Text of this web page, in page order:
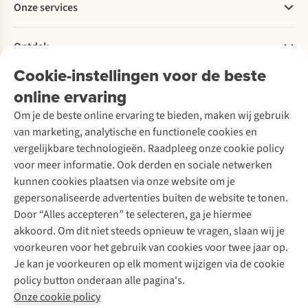
Cookie-instellingen voor de beste
online ervaring
Om je de beste online ervaring te bieden, maken wij gebruik
van marketing, analytische en functionele cookies en
vergelijkbare technologieën. Raadpleeg onze cookie policy
voor meer informatie. Ook derden en sociale netwerken
kunnen cookies plaatsen via onze website om je
gepersonaliseerde advertenties buiten de website te tonen.
Door “Alles accepteren” te selecteren, ga je hiermee
akkoord. Om dit niet steeds opnieuw te vragen, slaan wij je
voorkeuren voor het gebruik van cookies voor twee jaar op.
Je kan je voorkeuren op elk moment wijzigen via de cookie
policy button onderaan alle pagina's.
Onze cookie policy
Levering
Retourneren
Bestelling herroepen
Garantie
Contact
Explore More
Verantwoord ondernemen
Over Ayacucho
Onze winkels
Over A.S.Adventure
Toegankelijkheidsverklaring
Onze services
Ski-onderhoud
Wasservice
Schoenonderhoud
Schoenherstelling
Kledingherstelling
Retouches
Voor bedrijven
Ontdek
A.S.Magazine
Podcast
Explore Academy
Explore Camp
Gear Check
Inspiratie & advies
Meld je aan voor de nieuwsbrief
Follow us
Disclaimer Privacy Policy
Algemene voorwaarden
Cookie Policy